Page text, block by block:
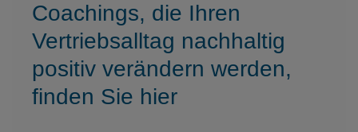
Coachings, die Ihren
Vertriebsalltag nachhaltig
positiv verändern werden,
finden Sie hier